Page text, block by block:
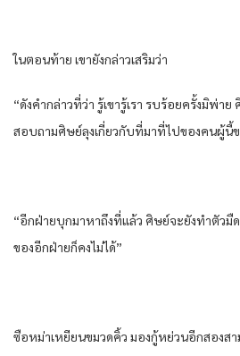
ใน​ตอนท้าย​ เขา​ยัง​กล่าว​เสริม​ว่า​
“ดัง​คำกล่าว​ที่ว่า​ รู้เขารู้เรา​ รบ​ร้อย​ครั้ง​มิพ่า
สอบถาม​ศิษย์​ลุง​เกี่ยวกับ​ที่มา​ที่​ไปของ​คน​ผู้​นี้​
“อีก​ฝ่าย​บุก​มาหา​ถึงที่แล้ว​ ศิษย์​จะยัง​ทำตัว​มื
ของ​อีก​ฝ่าย​ก็​คง​ไม่ได้​”
ซือ​หม่า​เหยียน​ขมวดคิ้ว​ มอง​กู้​หย่วน​อีก​สอง​ส